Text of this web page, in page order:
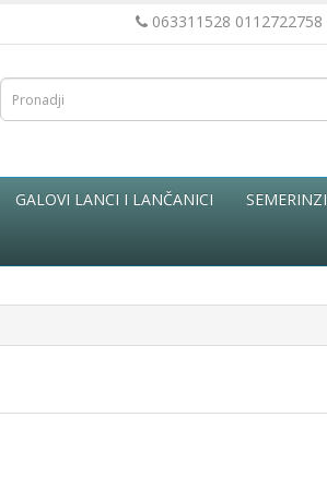
063311528 0112722758
GALOVI LANCI I LANČANICI SEMERINZI